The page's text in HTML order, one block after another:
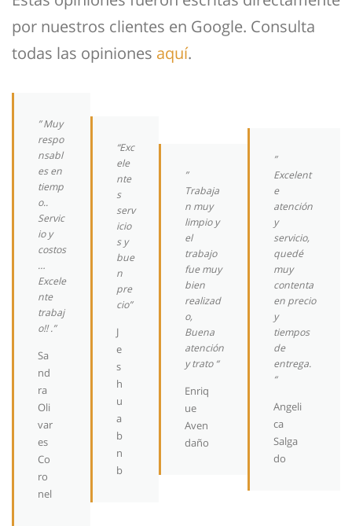
por nuestros clientes en Google. Consulta
todas las opiniones aquí.
” Muy
respo
nsabl
es en
tiemp
o..
Servic
io y
costos
…
Excele
nte
trabaj
o!! .”
Sa
nd
ra
Oli
var
es
Co
ro
nel
“Exc
ele
nte
s
serv
icio
s y
bue
n
pre
cio”
J
e
s
h
u
a
b
n
b
”
Trabaja
n muy
limpio y
el
trabajo
fue muy
bien
realizad
o,
Buena
atención
y trato “
Enriq
ue
Aven
daño
”
Excelent
e
atención
y
servicio,
quedé
muy
contenta
en precio
y
tiempos
de
entrega.
“
Angeli
ca
Salga
do